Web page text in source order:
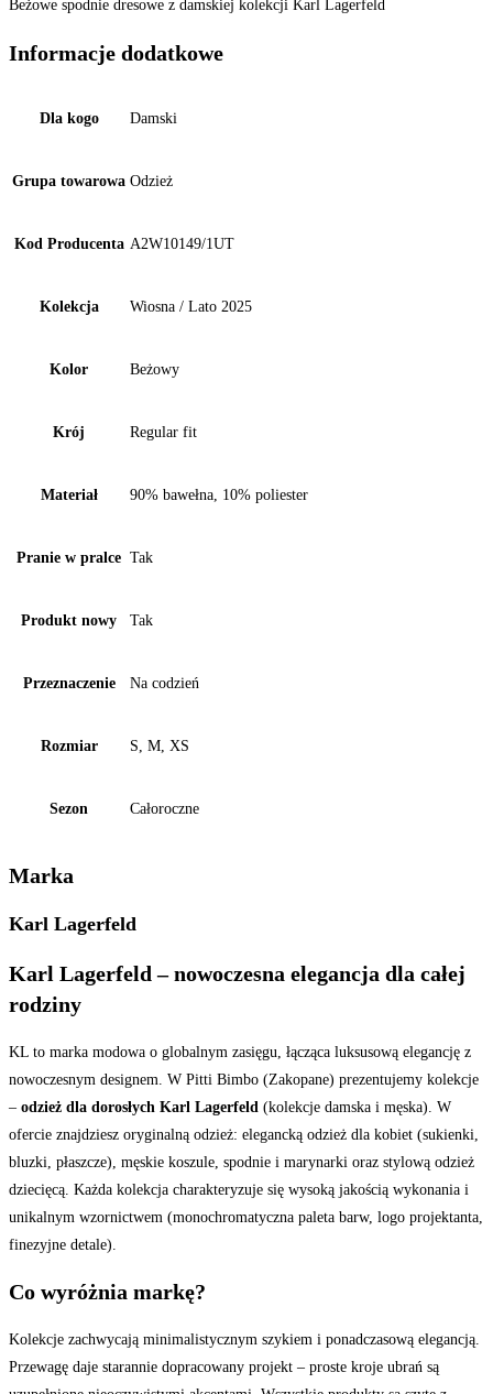
Beżowe spodnie dresowe z damskiej kolekcji Karl Lagerfeld
Informacje dodatkowe
Dla kogo Damski
Grupa towarowa Odzież
Kod Producenta A2W10149/1UT
Kolekcja Wiosna / Lato 2025
Kolor Beżowy
Krój Regular fit
Materiał 90% bawełna, 10% poliester
Pranie w pralce Tak
Produkt nowy Tak
Przeznaczenie Na codzień
Rozmiar S, M, XS
Sezon Całoroczne
Marka
Karl Lagerfeld
Karl Lagerfeld – nowoczesna elegancja dla całej
rodziny
KL to marka modowa o globalnym zasięgu, łącząca luksusową elegancję z
nowoczesnym designem. W Pitti Bimbo (Zakopane) prezentujemy kolekcje
– odzież dla dorosłych Karl Lagerfeld (kolekcje damska i męska). W
ofercie znajdziesz oryginalną odzież: elegancką odzież dla kobiet (sukienki,
bluzki, płaszcze), męskie koszule, spodnie i marynarki oraz stylową odzież
dziecięcą. Każda kolekcja charakteryzuje się wysoką jakością wykonania i
unikalnym wzornictwem (monochromatyczna paleta barw, logo projektanta,
finezyjne detale).
Co wyróżnia markę?
Kolekcje zachwycają minimalistycznym szykiem i ponadczasową elegancją.
Przewagę daje starannie dopracowany projekt – proste kroje ubrań są